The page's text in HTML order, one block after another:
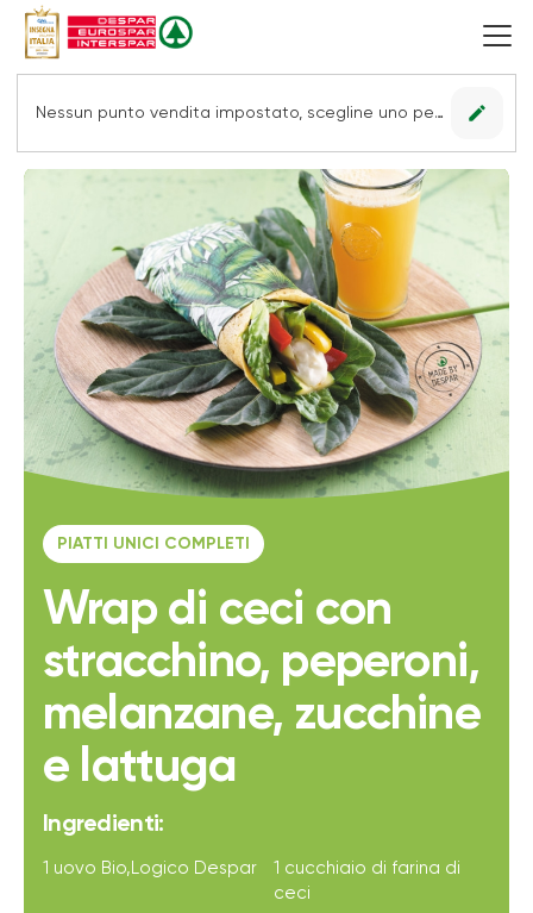
Nessun punto vendita impostato, scegline uno per vedere le offerte. edit
PIATTI UNICI COMPLETI
Wrap di ceci con
stracchino, peperoni,
melanzane, zucchine
e lattuga
Ingredienti:
1 uovo Bio,Logico Despar
1 cucchiaio di farina di
ceci